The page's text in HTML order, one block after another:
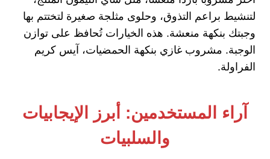
لتنشيط براعم التذوق، وحلوى مثلجة صغيرة لتختتم بها
وجبتك بنكهة منعشة. هذه الخيارات تُحافظ على توازن
الوجبة. مشروب غازي بنكهة الحمضيات، آيس كريم
الفراولة.
آراء المستخدمين: أبرز الإيجابيات
والسلبيات